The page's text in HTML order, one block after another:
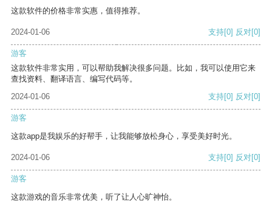
这款软件的价格非常实惠，值得推荐。
2024-01-06 支持[0] 反对[0]
游客
这款软件非常实用，可以帮助我解决很多问题。比如，我可以使用它来
查找资料、翻译语言、编写代码等。
2024-01-06
支持[0] 反对[0]
游客
这款app是我娱乐的好帮手，让我能够放松身心，享受美好时光。
2024-01-06 支持[0] 反对[0]
游客
这款游戏的音乐非常优美，听了让人心旷神怡。